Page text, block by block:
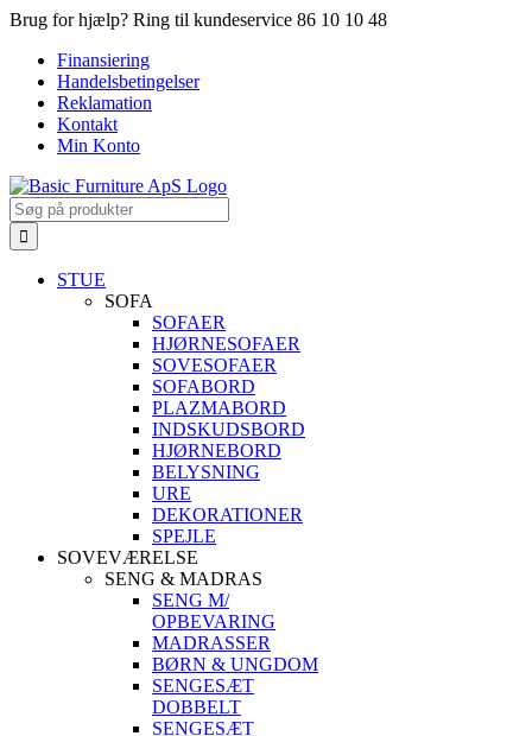
Skip
content
Brug for hjælp? Ring til kundeservice 86 10 10 48
Finansiering
Handelsbetingelser
Reklamation
Kontakt
Min Konto
Search
for:
STUE
SOFA
SOFAER
HJØRNESOFAER
SOVESOFAER
SOFABORD
PLAZMABORD
INDSKUDSBORD
HJØRNEBORD
BELYSNING
URE
DEKORATIONER
SPEJLE
SOVEVÆRELSE
SENG & MADRAS
SENG M/
OPBEVARING
MADRASSER
BØRN & UNGDOM
SENGESÆT
DOBBELT
SENGESÆT